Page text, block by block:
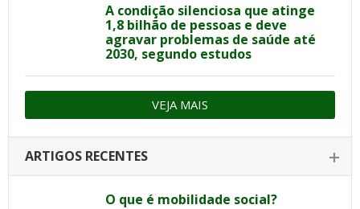
A condição silenciosa que atinge
1,8 bilhão de pessoas e deve
agravar problemas de saúde até
2030, segundo estudos
VEJA MAIS
ARTIGOS RECENTES
O que é mobilidade social?